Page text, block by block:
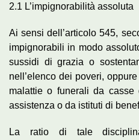
2.1 L’impignorabilità assoluta
Ai sensi dell’articolo 545,
impignorabili in modo
sussidi di grazia o
nell’elenco dei poveri,
malattie o funerali da
assistenza o da istituti di
La ratio di tale